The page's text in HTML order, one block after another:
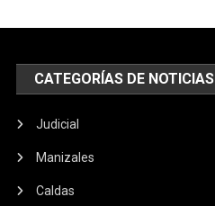
CATEGORÍAS DE NOTICIAS
Judicial
Manizales
Caldas